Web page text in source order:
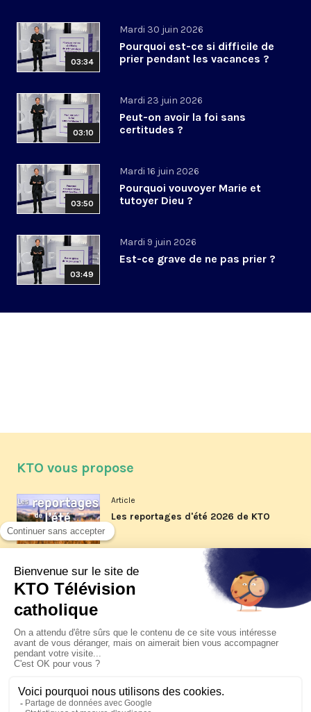
03:34
Mardi 30 juin 2026
Pourquoi est-ce si difficile de
prier pendant les vacances ?
03:10
Mardi 23 juin 2026
Peut-on avoir la foi sans
certitudes ?
03:50
Mardi 16 juin 2026
Pourquoi vouvoyer Marie et
tutoyer Dieu ?
03:49
Mardi 9 juin 2026
Est-ce grave de ne pas prier ?
KTO vous propose
Article
Les reportages d'été 2026 de KTO
La visite pastorale du pape Léon
XIV à Assise à suivre sur KTO le
Article
Le pape en Uruguay, Argentine et